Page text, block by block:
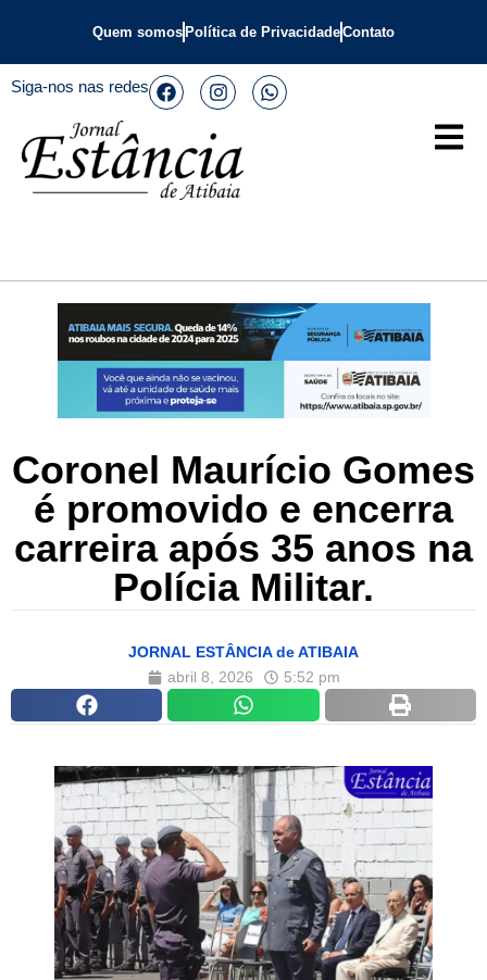
Quem somos Política de PrivacidadeContato
Siga-nos nas redes
Coronel Maurício Gomes
é promovido e encerra
carreira após 35 anos na
Polícia Militar.
JORNAL ESTÂNCIA de ATIBAIA
abril 8, 2026
5:52 pm